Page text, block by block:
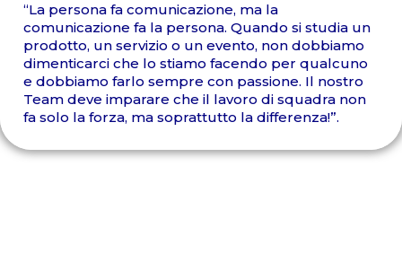
“La persona fa comunicazione, ma la
comunicazione fa la persona. Quando si studia un
prodotto, un servizio o un evento, non dobbiamo
dimenticarci che lo stiamo facendo per qualcuno
e dobbiamo farlo sempre con passione. Il nostro
Team deve imparare che il lavoro di squadra non
fa solo la forza, ma soprattutto la differenza!”.